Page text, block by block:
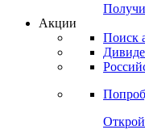
Акции
Поиск